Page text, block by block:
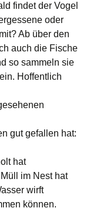
findet der Vogel
oder
Ab über den
auch die Fische
so sammeln sie
Hoffentlich
gut gefallen hat:
hat
im Nest hat
wirft
können.